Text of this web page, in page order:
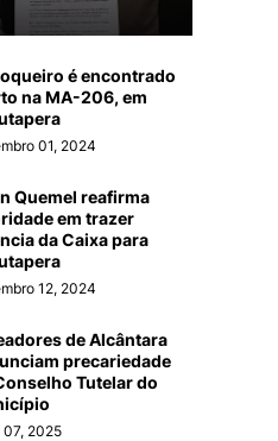
é encontrado
na MA-206, em
01, 2024
Quemel reafirma
em trazer
da Caixa para
12, 2024
de Alcântara
precariedade
Tutelar do
07, 2025